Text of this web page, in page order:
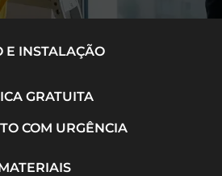
E INSTALAÇÃO
GRATUITA
COM URGÊNCIA